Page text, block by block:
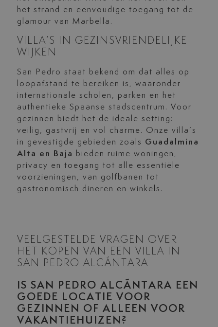
het strand en eenvoudige toegang tot de
glamour van Marbella.
VILLA’S IN GEZINSVRIENDELIJKE
WIJKEN
San Pedro staat bekend om dat alles op
loopafstand te bereiken is, waaronder
internationale scholen, parken en het
authentieke Spaanse stadscentrum. Voor
gezinnen biedt het de ideale setting:
veilig, gastvrij en vol charme. Onze villa’s
in gevestigde gebieden zoals Guadalmina
Alta en Baja bieden ruime woningen,
privacy en toegang tot alle essentiële
voorzieningen, van golfbanen tot
gastronomisch dineren en winkels.
VEELGESTELDE VRAGEN OVER
HET KOPEN VAN EEN VILLA IN
SAN PEDRO ALCÁNTARA
IS SAN PEDRO ALCÁNTARA EEN
GOEDE LOCATIE VOOR
GEZINNEN OF ALLEEN VOOR
VAKANTIEHUIZEN?